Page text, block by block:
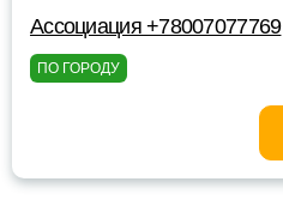
Ассоциация +78007077769
ПО ГОРОДУ